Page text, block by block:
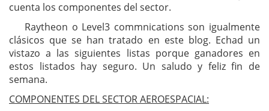
cuenta los componentes del sector.
Raytheon o Level3 commnications son igualmente
clásicos que se han tratado en este blog. Echad un
vistazo a las siguientes listas porque ganadores en
estos listados hay seguro. Un saludo y feliz fin de
semana.
COMPONENTES DEL SECTOR AEROESPACIAL: